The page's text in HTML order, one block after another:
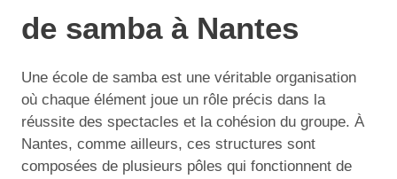
de samba à Nantes
Une école de samba est une véritable organisation
où chaque élément joue un rôle précis dans la
réussite des spectacles et la cohésion du groupe. À
Nantes, comme ailleurs, ces structures sont
composées de plusieurs pôles qui fonctionnent de